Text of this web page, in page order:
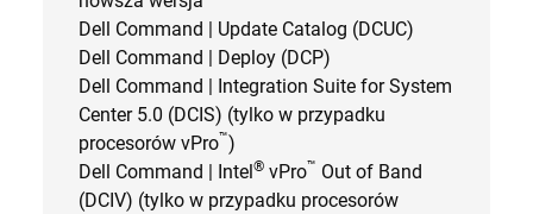
Dell Command | Update Catalog (DCUC)
Dell Command | Deploy (DCP)
Dell Command | Integration Suite for System
Center 5.0 (DCIS) (tylko w przypadku
procesorów vPro™)
Dell Command | Intel ®vPro™ Out of Band
(DCIV) (tylko w przypadku procesorów